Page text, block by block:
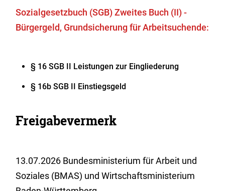
Sozialgesetzbuch (SGB) Zweites Buch (II) -
Bürgergeld, Grundsicherung für Arbeitsuchende:
§ 16 SGB II Leistungen zur Eingliederung
§ 16bSGB II Einstiegsgeld
Freigabevermerk
13.07.2026 Bundesministerium für Arbeit und
Soziales (BMAS) und Wirtschaftsministerium